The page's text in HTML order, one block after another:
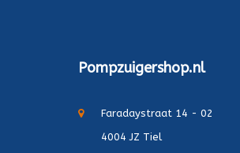
Pompzuigershop.nl
Faradaystraat 14 - 02
4004 JZ Tiel